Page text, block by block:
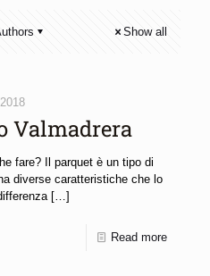
Show all
Valmadrera
fare? Il parquet è un tipo di
diverse caratteristiche che lo
[…]
Read more